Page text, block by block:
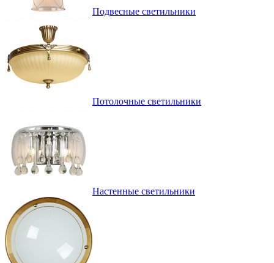
Подвесные светильники
Потолочные светильники
Настенные светильники